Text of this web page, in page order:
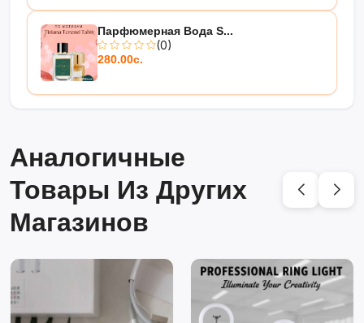
Парфюмерная Вода S...
(0)
280.00с.
Аналогичные
Товары Из Других
Магазинов